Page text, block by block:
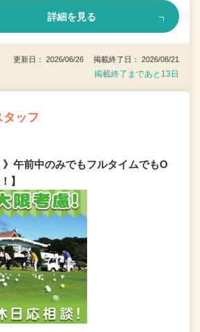
詳細を見る
更新日： 2026/06/26 掲載終了日： 2026/08/21
掲載終了まであと13日
タッフ
》午前中のみでもフルタイムでもO
】